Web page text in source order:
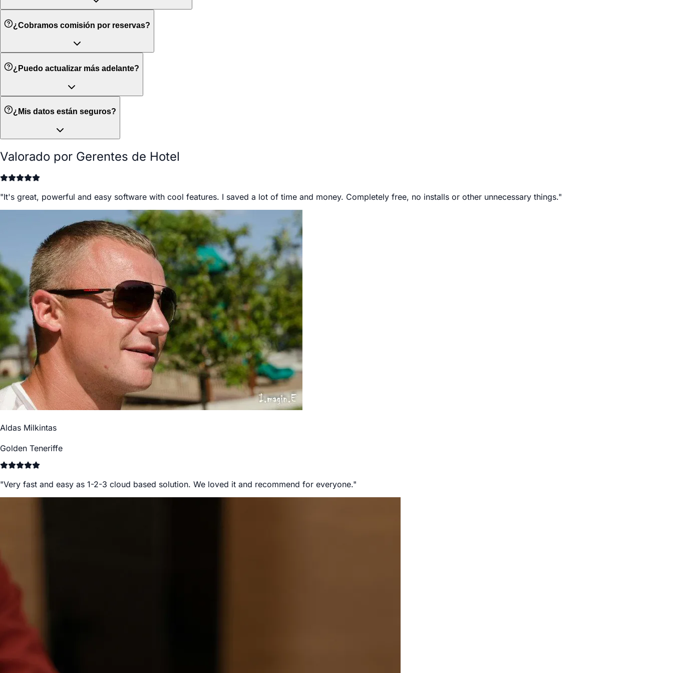
¿Cobramos comisión por reservas?
¿Puedo actualizar más adelante?
¿Mis datos están seguros?
Valorado por Gerentes de Hotel
"It's great, powerful and easy software with cool features. I saved a lot of time and money. Completely free, no installs or other unnecessary things."
Aldas Milkintas
Golden Teneriffe
"Very fast and easy as 1-2-3 cloud based solution. We loved it and recommend for everyone."